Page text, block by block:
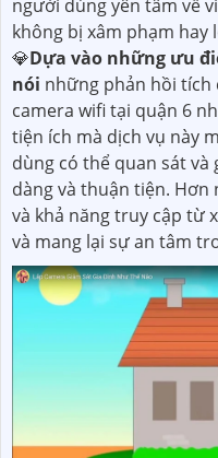
người dùng yên tâm về
không bị xâm phạm hay
💎Dựa vào những ưu
nói những phản hồi tích
camera wifi tại quận 6
tiện ích mà dịch vụ này
dùng có thể quan sát
dàng và thuận tiện.
và khả năng truy cập từ
và mang lại sự an tâm